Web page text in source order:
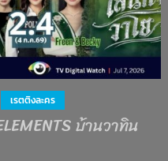
เรตติงละคร
บ้านวาทิน